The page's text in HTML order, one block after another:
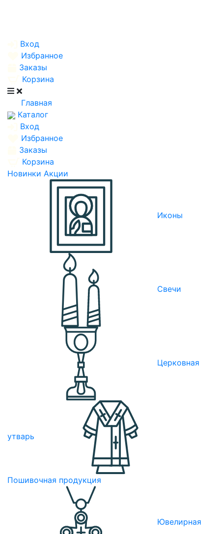
Вход
Избранное
Заказы
Корзина
Главная
Каталог
Вход
Избранное
Заказы
Корзина
Новинки Акции
Иконы
Свечи
Церковная
утварь
Пошивочная продукция
Ювелирная